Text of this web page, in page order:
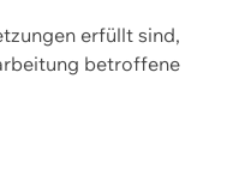
erfüllt sind,
betroffene